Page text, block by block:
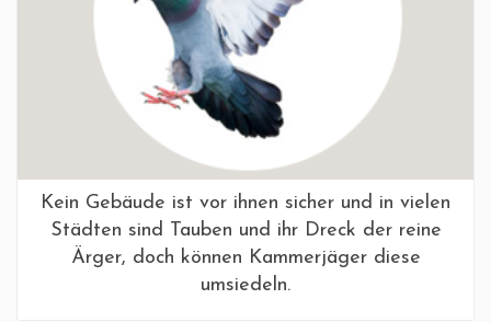
Kein Gebäude ist vor ihnen sicher und in vielen
Städten sind Tauben und ihr Dreck der reine
Ärger, doch können Kammerjäger diese
umsiedeln.